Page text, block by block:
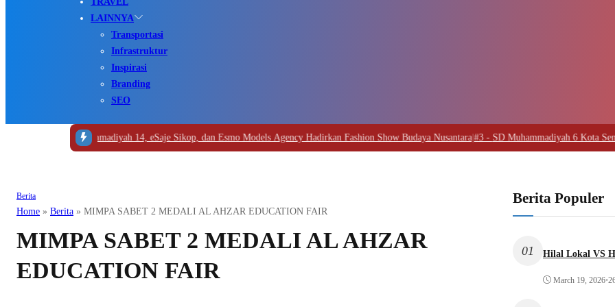
LAINNYA
Transportasi
Infrastruktur
Inspirasi
Branding
SEO
Muhammadiyah 14, eSaje Sikop, dan Esmo Models Agency Hadirkan Fashion Show Budaya Nusantara|#3 -SD Muhammadiyah 6 Kota Semarang,
Berita
Home » Berita » MIMPA SABET 2 MEDALI AL AHZAR EDUCATION FAIR
MIMPA SABET 2 MEDALI AL AHZAR
EDUCATION FAIR
Berita Populer
01 Hilal Lokal VS
March 19, 2026•